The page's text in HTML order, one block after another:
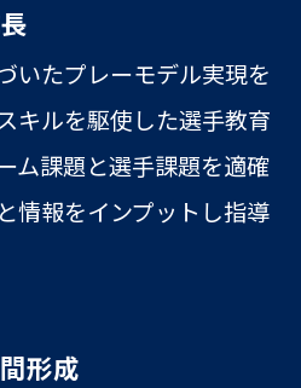
いたプレーモデル実現を
キルを駆使した選手教育
ム課題と選手課題を適確
情報をインプットし指導
形成